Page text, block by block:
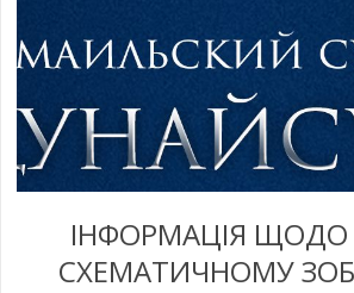
ІНФОРМАЦІЯ ЩОДО
СХЕМАТИЧНОМУ